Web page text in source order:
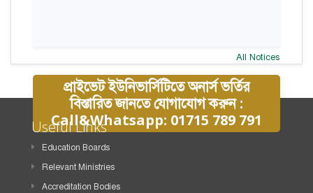
All Notices
প্রাইভেট ইউনিভার্সিটিতে অনার্স ভর্তির
বিস্তারিত জানতে যোগাযোগ করুন :
Call&Whatsapp: 01715 789 791
Useful Links
Education Boards
Relevant Ministries
Accreditation Bodies